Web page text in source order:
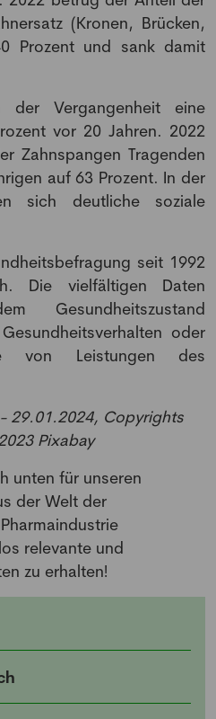
(Kronen, Brücken,
Prozent und sank damit
Vergangenheit eine
vor 20 Jahren. 2022
Zahnspangen Tragenden
auf 63 Prozent. In der
sich deutliche soziale
seit 1992
Die vielfältigen Daten
Gesundheitszustand
oder
von Leistungen des
29.01.2024, Copyrights
Pixabay
unten für unseren
der Welt der
relevante und
zu erhalten!